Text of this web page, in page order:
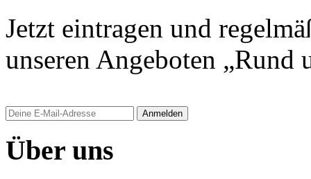
Jetzt eintragen und
unseren Angeboten „Rund
Anmelden
Über uns